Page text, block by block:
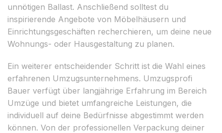
unnötigen Ballast. Anschließend solltest du
inspirierende Angebote von Möbelhäusern und
Einrichtungsgeschäften recherchieren, um deine neue
Wohnungs- oder Hausgestaltung zu planen.
Ein weiterer entscheidender Schritt ist die Wahl eines
erfahrenen Umzugsunternehmens. Umzugsprofi
Bauer verfügt über langjährige Erfahrung im Bereich
Umzüge und bietet umfangreiche Leistungen, die
individuell auf deine Bedürfnisse abgestimmt werden
können. Von der professionellen Verpackung deiner